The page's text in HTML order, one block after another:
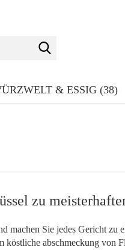
& ESSIG (38)
zu
machen Sie jedes Gericht
abschmeckung von